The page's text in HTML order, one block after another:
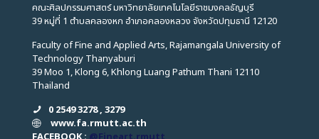
คณะศิลปกรรมศาสตร์ มหาวิทยาลัยเทคโนโลยีราชมงคลธัญบุรี
39 หมู่ที่ 1 ตำบลคลองหก อำเภอคลองหลวง จังหวัดปทุมธานี 12120
Faculty of Fine and Applied Arts, Rajamangala University of
Technology Thanyaburi
39 Moo 1, Klong 6, Khlong Luang Pathum Thani 12110
Thailand
0 2549 3278 , 3279
www.fa.rmutt.ac.th